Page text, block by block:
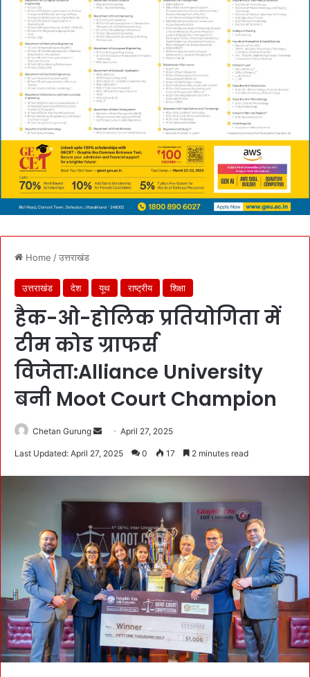
Home /उत्तराखंड
उत्तराखंड देश यूथ राष्ट्रीय शिक्षा
हैक-ओ-होलिक प्रतियोगिता में
टीम कोड ग्राफर्स
विजेता:Alliance University
बनी Moot Court Champion
Chetan Gurung
e
m
a
i
l
April 27, 2025
Last Updated: April 27, 2025 0 17 2 minutes read